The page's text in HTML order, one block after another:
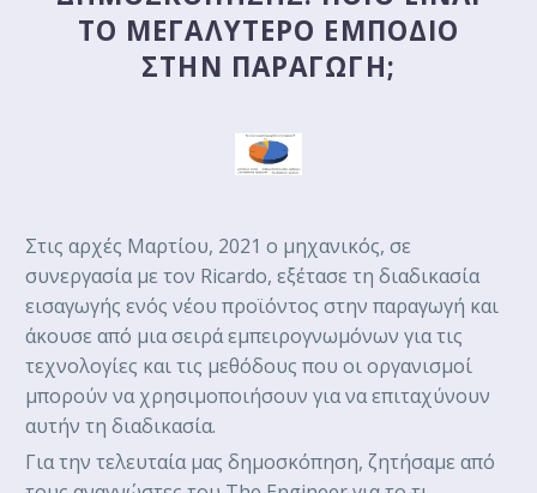
ΤΟ ΜΕΓΑΛΎΤΕΡΟ ΕΜΠΌΔΙΟ
ΣΤΗΝ ΠΑΡΑΓΩΓΉ;
Στις αρχές Μαρτίου, 2021 o μηχανικός, σε
συνεργασία με τον Ricardo, εξέτασε τη διαδικασία
εισαγωγής ενός νέου προϊόντος στην παραγωγή και
άκουσε από μια σειρά εμπειρογνωμόνων για τις
τεχνολογίες και τις μεθόδους που οι οργανισμοί
μπορούν να χρησιμοποιήσουν για να επιταχύνουν
αυτήν τη διαδικασία.
Για την τελευταία μας δημοσκόπηση, ζητήσαμε από